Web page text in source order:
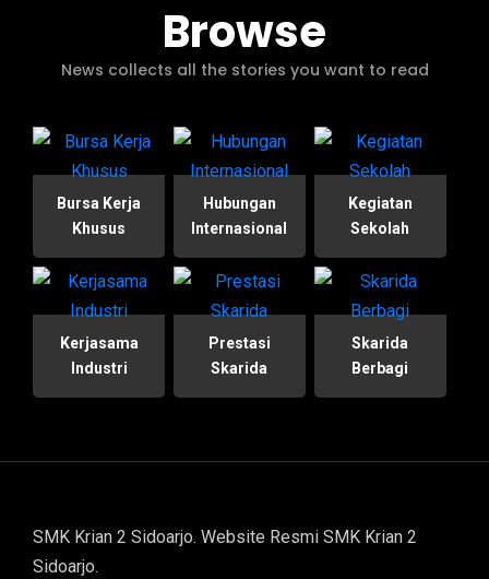
Browse
News collects all the stories you want to read
Bursa Kerja
Khusus
Hubungan
Internasional
Kegiatan
Sekolah
Kerjasama
Industri
Prestasi
Skarida
Skarida
Berbagi
SMK Krian 2 Sidoarjo. Website Resmi SMK Krian 2
Sidoarjo.